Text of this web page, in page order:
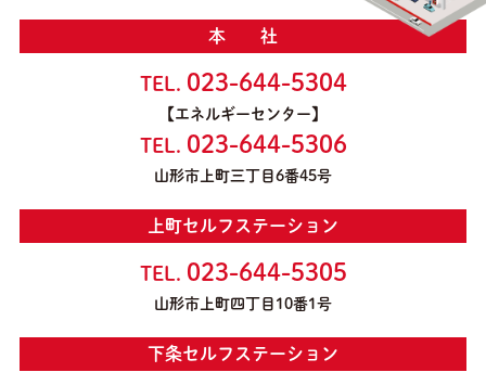
本 社
TEL. 023-644-5304
【エネルギーセンター】
TEL. 023-644-5306
山形市上町三丁目6番45号
上町セルフステーション
TEL. 023-644-5305
山形市上町四丁目10番1号
下条セルフステーション